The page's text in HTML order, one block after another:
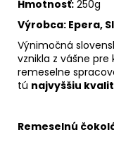
Hmotnosť: 250g
Výrobca: Epera,
Výnimočná
vznikla z vášne pre
remeselne
tú najvyššiu
Remeselnú